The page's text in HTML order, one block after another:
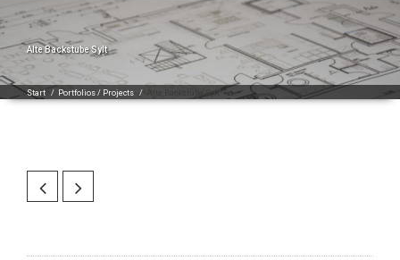
Alte Backstube Sylt
Start / Portfolios / Projects / Alte Backstube Sylt